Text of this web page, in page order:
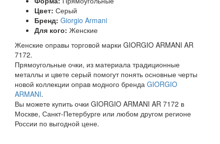
Цвет: Серый
Бренд: Giorgio Armani
Для кого: Женские
Женские оправы торговой марки GIORGIO ARMANI AR
7172.
Прямоугольные очки, из материала традиционные
металлы и цвете серый помогут понять основные черты
новой коллекции оправ модного бренда GIORGIO
ARMANI.
Вы можете купить очки GIORGIO ARMANI AR 7172 в
Москве, Санкт-Петербурге или любом другом регионе
России по выгодной цене.